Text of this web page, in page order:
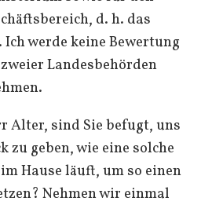
d. h. das
werde keine Bewertung
Landesbehörden
Alter, sind Sie befugt, uns
zu geben, wie eine solche
Hause läuft, um so einen
Nehmen wir einmal